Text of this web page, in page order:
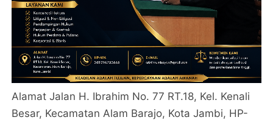
Alamat Jalan H. Ibrahim No. 77 RT.18, Kel. Kenali
Besar, Kecamatan Alam Barajo, Kota Jambi, HP-